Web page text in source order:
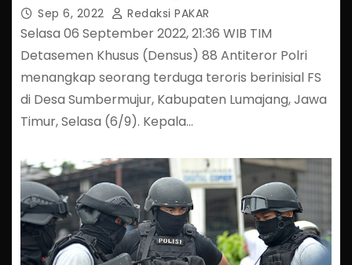
Sep 6, 2022 Redaksi PAKAR
Selasa 06 September 2022, 21:36 WIB TIM
Detasemen Khusus (Densus) 88 Antiteror Polri
menangkap seorang terduga teroris berinisial FS
di Desa Sumbermujur, Kabupaten Lumajang, Jawa
Timur, Selasa (6/9). Kepala…